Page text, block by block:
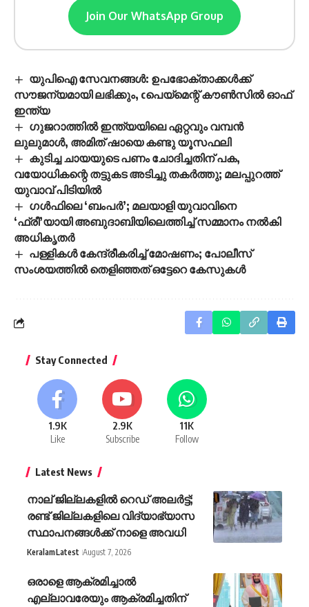
Join Our WhatsApp Group
യുപിഐ സേവനങ്ങൾ: ഉപഭോക്താക്കൾക്ക്
സൗജന്യമായി ലഭിക്കും, cപെയ്മെന്റ് കൗൺസിൽ ഓഫ്
ഇന്ത്യ
ഗുജറാത്തിൽ ഇന്ത്യയിലെ ഏറ്റവും വമ്പൻ
ലുലുമാൾ, അമിത് ഷായെ കണ്ടു യൂസഫലി
കുടിച്ച ചായയുടെ പണം ചോദിച്ചതിന് പക,
വയോധികന്റെ തട്ടുകട അടിച്ചു തകർത്തു; മലപ്പുറത്ത്
യുവാവ് പിടിയിൽ
ഗൾഫിലെ ‘ബംപർ’; മലയാളി യുവാവിനെ
‘ഫ്രീ’യായി അബുദാബിയിലെത്തിച്ച് സമ്മാനം നൽകി
അധികൃതർ
പള്ളികൾ കേന്ദ്രീകരിച്ച് മോഷണം; പോലീസ്
സംശയത്തിൽ തെളിഞ്ഞത് ഒട്ടേറെ കേസുകൾ
Stay Connected
1.9K
Like
2.9K
Subscribe
11K
Follow
Latest News
നാല് ജില്ലകളിൽ റെഡ് അലർട്ട്;
രണ്ട് ജില്ലകളിലെ വിദ്യാഭ്യാസ
സ്ഥാപനങ്ങൾക്ക് നാളെ അവധി
KeralamLatest August 7, 2026
ഒരാളെ ആക്രമിച്ചാൽ
എല്ലാവരേയും ആക്രമിച്ചതിന്